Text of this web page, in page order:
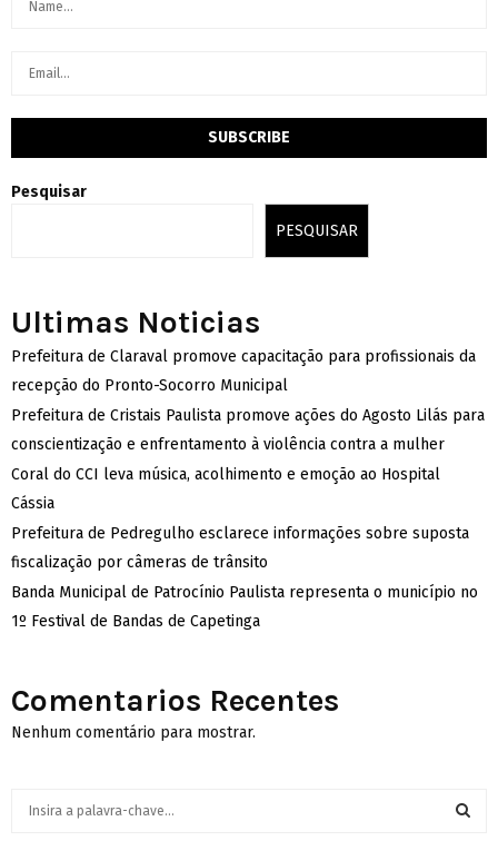
Pesquisar
PESQUISAR
Ultimas Noticias
Prefeitura de Claraval promove capacitação para profissionais da
recepção do Pronto-Socorro Municipal
Prefeitura de Cristais Paulista promove ações do Agosto Lilás para
conscientização e enfrentamento à violência contra a mulher
Coral do CCI leva música, acolhimento e emoção ao Hospital
Cássia
Prefeitura de Pedregulho esclarece informações sobre suposta
fiscalização por câmeras de trânsito
Banda Municipal de Patrocínio Paulista representa o município no
1º Festival de Bandas de Capetinga
Comentarios Recentes
Nenhum comentário para mostrar.